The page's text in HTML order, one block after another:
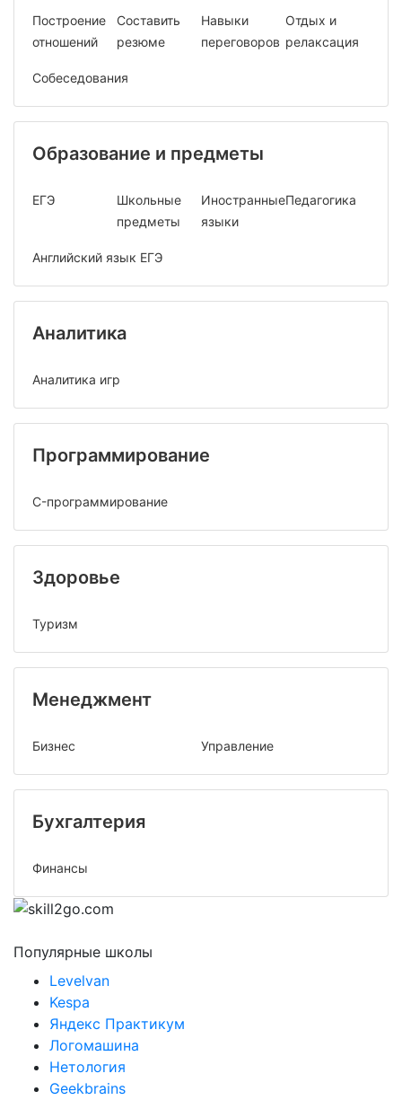
Построение
отношений
Составить
резюме
Навыки
переговоров
Отдых и
релаксация
Собеседования
Образование и предметы
ЕГЭ
Школьные
предметы
Иностранные
языки
Педагогика
Английский язык ЕГЭ
Аналитика
Аналитика игр
Программирование
C-программирование
Здоровье
Туризм
Менеджмент
Бизнес Управление
Бухгалтерия
Финансы
Популярные школы
Levelvan
Kespa
Яндекс Практикум
Логомашина
Нетология
Geekbrains